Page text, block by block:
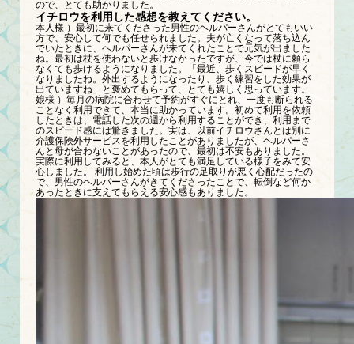
ので、とても助かりました。
イチロウを利用した感想を教えてください。
本人様 ）最初に来てくださった男性のヘルパーさんがとてもいい
方で、安心して何でも任せられました。夫が亡くなって落ち込ん
でいたときに、ヘルパーさんが来てくれたことで元気が出ました
ね。最初は杖を使わないと歩けなかったですが、今では杖に頼ら
なくても歩けるようになりました。「最近、歩くスピードが早く
なりましたね。外出するようになったり、歩く練習をした効果が
出ていますね」と褒めてもらって、とても嬉しく思っています。
娘様 ）毎月の病院に合わせて予約がすぐにとれ、一度も断られる
ことなく利用できて、本当に助かっています。初めて利用を依頼
したときは、電話した次の週から利用することができ、利用まで
のスピード感には驚きました。実は、以前イチロウさんとは別に
介護保険外サービスを利用したことがありましたが、ヘルパーさ
んと母が合わないことがあったので、最初は不安もありました。
実際に利用してみると、本人がとても満足している様子をみて安
心しました。 利用し始めた頃は歩行の足取りが悪く心配だったの
で、男性のヘルパーさんがきてくださったことで、転倒など何か
あったときに支えてもらえる安心感もありました。